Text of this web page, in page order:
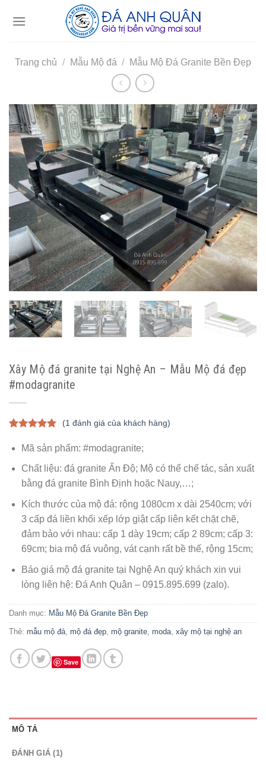
Trang chủ / Mẫu Mộ đá / Mẫu Mộ Đá Granite Bền Đẹp
Xây Mộ đá granite tại Nghệ An – Mẫu Mộ đá đẹp
#modagranite
dựa trên
(1 đánh giá của khách hàng)
Mã sản phẩm: #modagranite;
Chất liệu: đá granite Ấn Độ; Mộ có thể chế tác, sản xuất
bằng đá granite Bình Định hoặc Nauy,…;
Kích thước của mộ đá: rộng 1080cm x dài 2540cm; với
3 cấp đá liền khối xếp lớp giật cấp liên kết chặt chẽ,
đảm bảo với nhau: cấp 1 dày 19cm; cấp 2 89cm; cấp 3:
69cm; bia mộ đá vuông, vát cạnh rất bề thế, rộng 15cm;
Báo giá mộ đá granite tại Nghệ An quý khách xin vui
lòng liên hệ: Đá Anh Quân – 0915.895.699 (zalo).
Danh mục: Mẫu Mộ Đá Granite Bền Đẹp
Thẻ: mẫu mộ đá, mộ đá đẹp, mộ granite, moda, xây mộ tại nghệ an
Save
MÔ TẢ
ĐÁNH GIÁ (1)